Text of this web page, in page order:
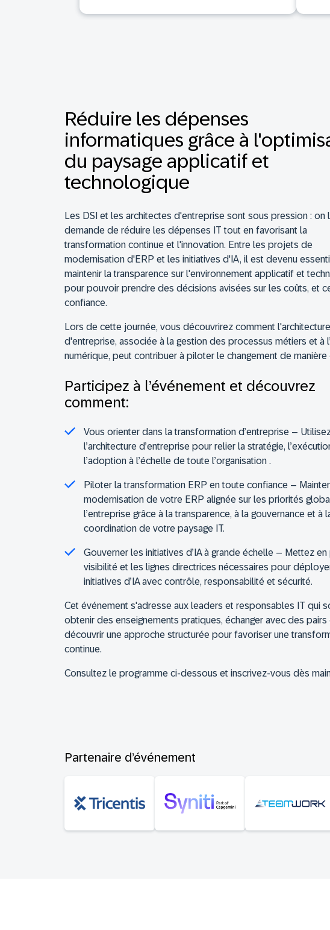
Réduire les dépenses
informatiques grâce à
du paysage applicatif et
technologique
Les DSI et les architectes d'entreprise sont sous pression : on
demande de réduire les dépenses IT tout en favorisant la
transformation continue et l'innovation. Entre les projets de
modernisation d'ERP et les initiatives d'IA, il est devenu
maintenir la transparence sur l'environnement applicatif et
pour pouvoir prendre des décisions avisées sur les coûts, et
confiance.
Lors de cette journée, vous découvrirez comment l'architecture
d'entreprise, associée à la gestion des processus métiers et à
numérique, peut contribuer à piloter le changement de manière
Participez à l’événement et découvrez
comment:
Vous orienter dans la transformation d’entreprise –
l’architecture d’entreprise pour relier la stratégie,
l’adoption à l’échelle de toute l’organisation .
Piloter la transformation ERP en toute confiance –
modernisation de votre ERP alignée sur les priorités
l’entreprise grâce à la transparence, à la gouvernance et à
coordination de votre paysage IT.
Gouverner les initiatives d’IA à grande échelle – Mettez en
visibilité et les lignes directrices nécessaires pour
initiatives d’IA avec contrôle, responsabilité et sécurité.
Cet événement s'adresse aux leaders et responsables IT qui
obtenir des enseignements pratiques, échanger avec des pairs
découvrir une approche structurée pour favoriser une
continue.
Consultez le programme ci-dessous et inscrivez-vous dès
Partenaire d’événement